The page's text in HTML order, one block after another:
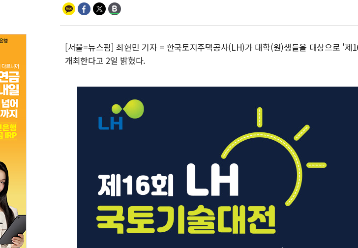
[사진] 이슬람 수니파 3개국,
뉴욕증시 개장 전 특징주...아
트럼프 "금리 내려야"…파월
李 대통령, '6시간 마라톤
[사진] 빈살만과 에르도안의 만
이란와이어 "이란 최고지도
[서울=뉴스핌] 최현민 기자 = 한국토지주택공사(LH)가 대학(원)생들을 대상으로 '제
개최한다고 2일 밝혔다.